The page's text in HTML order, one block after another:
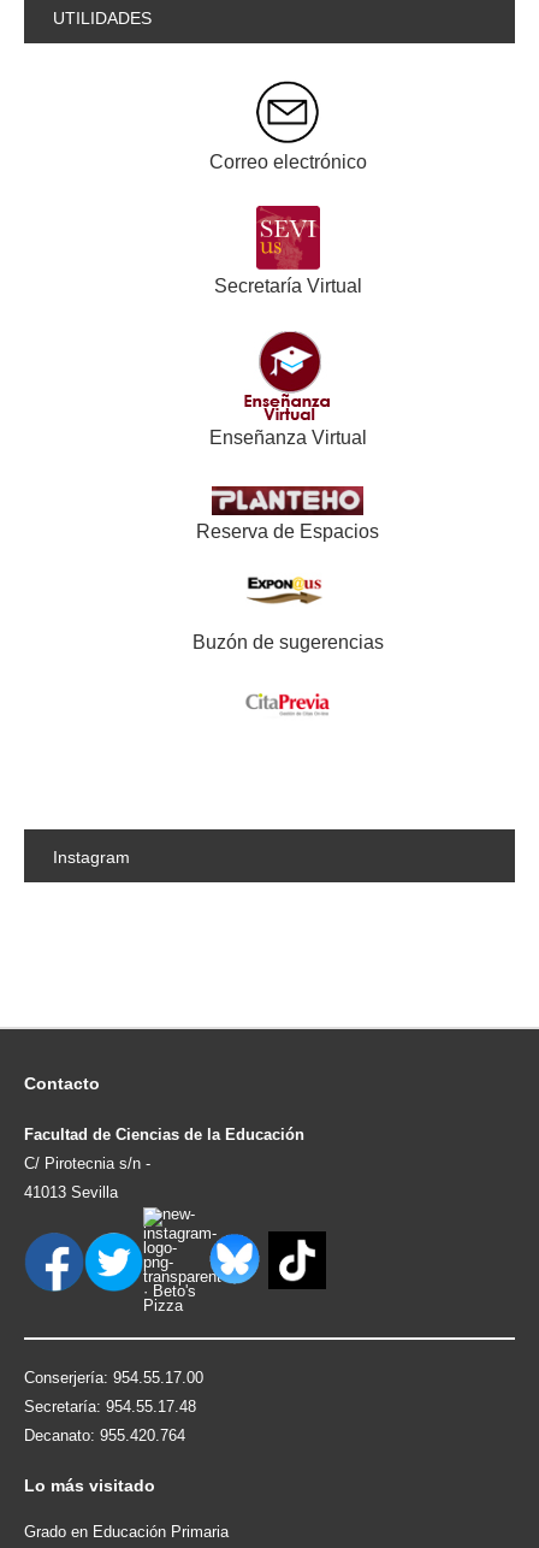
UTILIDADES
Correo electrónico
Secretaría Virtual
Enseñanza Virtual
Reserva de Espacios
Buzón de sugerencias
Instagram
Contacto
Facultad de Ciencias de la Educación
C/ Pirotecnia s/n -
41013 Sevilla
Conserjería: 954.55.17.00
Secretaría: 954.55.17.48
Decanato: 955.420.764
Lo más visitado
Grado en Educación Primaria